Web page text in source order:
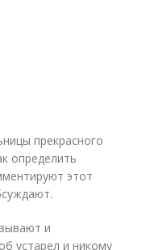
прекрасного
определить
этот
и
устарел и никому